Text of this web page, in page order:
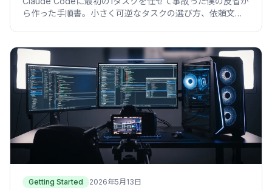
ら作った手順書。小さく可逆なタスクの選び方、依頼文の
Getting Started 2026年5月13日